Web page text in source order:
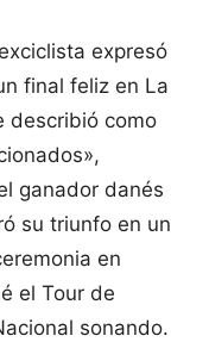
expresó
final feliz en La
describió como
ganador danés
su triunfo en un
en
el Tour de
sonando.